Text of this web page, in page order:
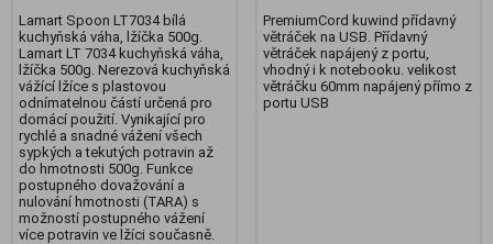
Lamart Spoon LT7034 bílá
kuchyňská váha, lžíčka 500g.
Lamart LT 7034 kuchyňská váha,
lžíčka 500g. Nerezová kuchyňská
vážící lžíce s plastovou
odnímatelnou částí určená pro
domácí použití. Vynikající pro
rychlé a snadné vážení všech
sypkých a tekutých potravin až
do hmotnosti 500g. Funkce
postupného dovažování a
nulování hmotnosti (TARA) s
možností postupného vážení
více potravin ve lžíci současně.
PremiumCord kuwind přídavný
větráček na USB. Přídavný
větráček napájený z portu,
vhodný i k notebooku. velikost
větráčku 60mm napájený přímo z
portu USB